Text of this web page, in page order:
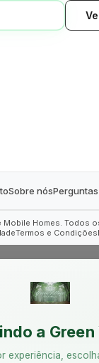
Sobre nós
Mobile Homes. Todos
Termos e Condições
a
experiência,